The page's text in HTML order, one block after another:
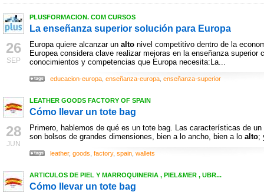
26
SEP
PLUSFORMACION. COM CURSOS
La enseñanza superior solución para Europa
Europa quiere alcanzar un alto nivel competitivo dentro de la
Europea considera clave realizar mejoras en la enseñanza superior
conocimientos y competencias que Europa necesita:La...
educacion-europa enseñanza-europa enseñanza-superior
28
JUN
LEATHER GOODS FACTORY OF SPAIN
Cómo llevar un tote bag
Primero, hablemos de qué es un tote bag. Las características de
son bolsos de grandes dimensiones, bien a lo ancho, bien a lo alto;
leather, goods factory, spain wallets
ARTICULOS DE PIEL Y MARROQUINERIA , PIEL&MER , UBR...
Cómo llevar un tote bag